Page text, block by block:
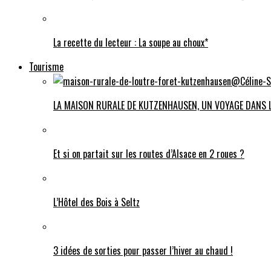
La recette du lecteur : La soupe au choux*
Tourisme
LA MAISON RURALE DE KUTZENHAUSEN, UN VOYAGE DANS
Et si on partait sur les routes d’Alsace en 2 roues ?
L’Hôtel des Bois à Seltz
3 idées de sorties pour passer l’hiver au chaud !